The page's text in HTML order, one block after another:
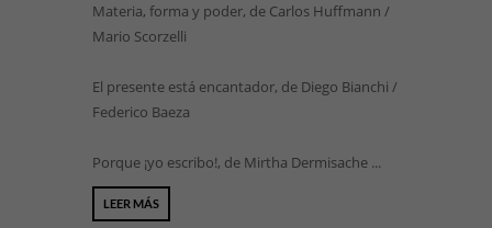
Materia, forma y poder, de Carlos Huffmann /
Mario Scorzelli
El presente está encantador, de Diego Bianchi /
Federico Baeza
Porque ¡yo escribo!, de Mirtha Dermisache ...
LEER MÁS